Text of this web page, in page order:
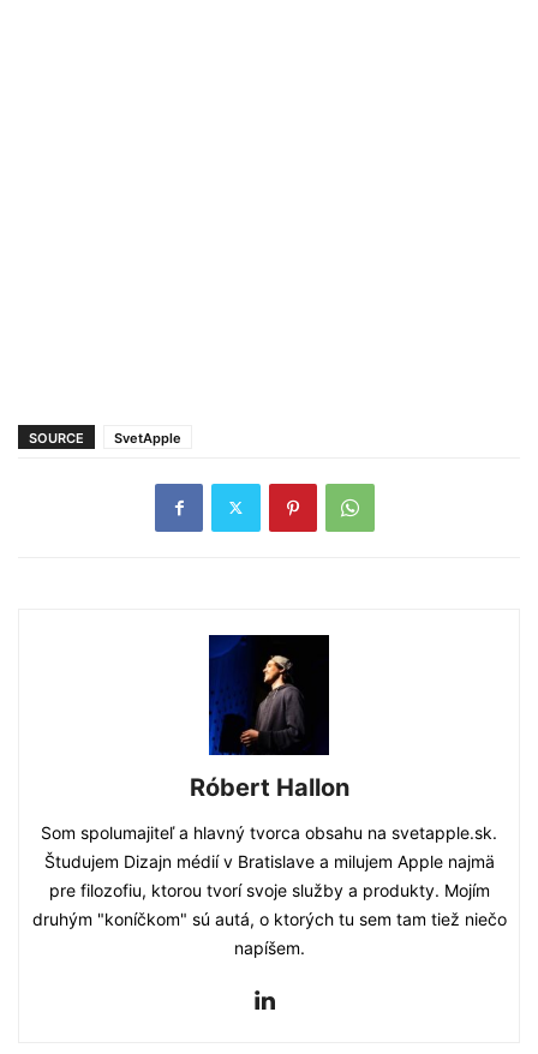
SOURCE SvetApple
Róbert Hallon
Som spolumajiteľ a hlavný tvorca obsahu na svetapple.sk.
Študujem Dizajn médií v Bratislave a milujem Apple najmä
pre filozofiu, ktorou tvorí svoje služby a produkty. Mojím
druhým "koníčkom" sú autá, o ktorých tu sem tam tiež niečo
napíšem.